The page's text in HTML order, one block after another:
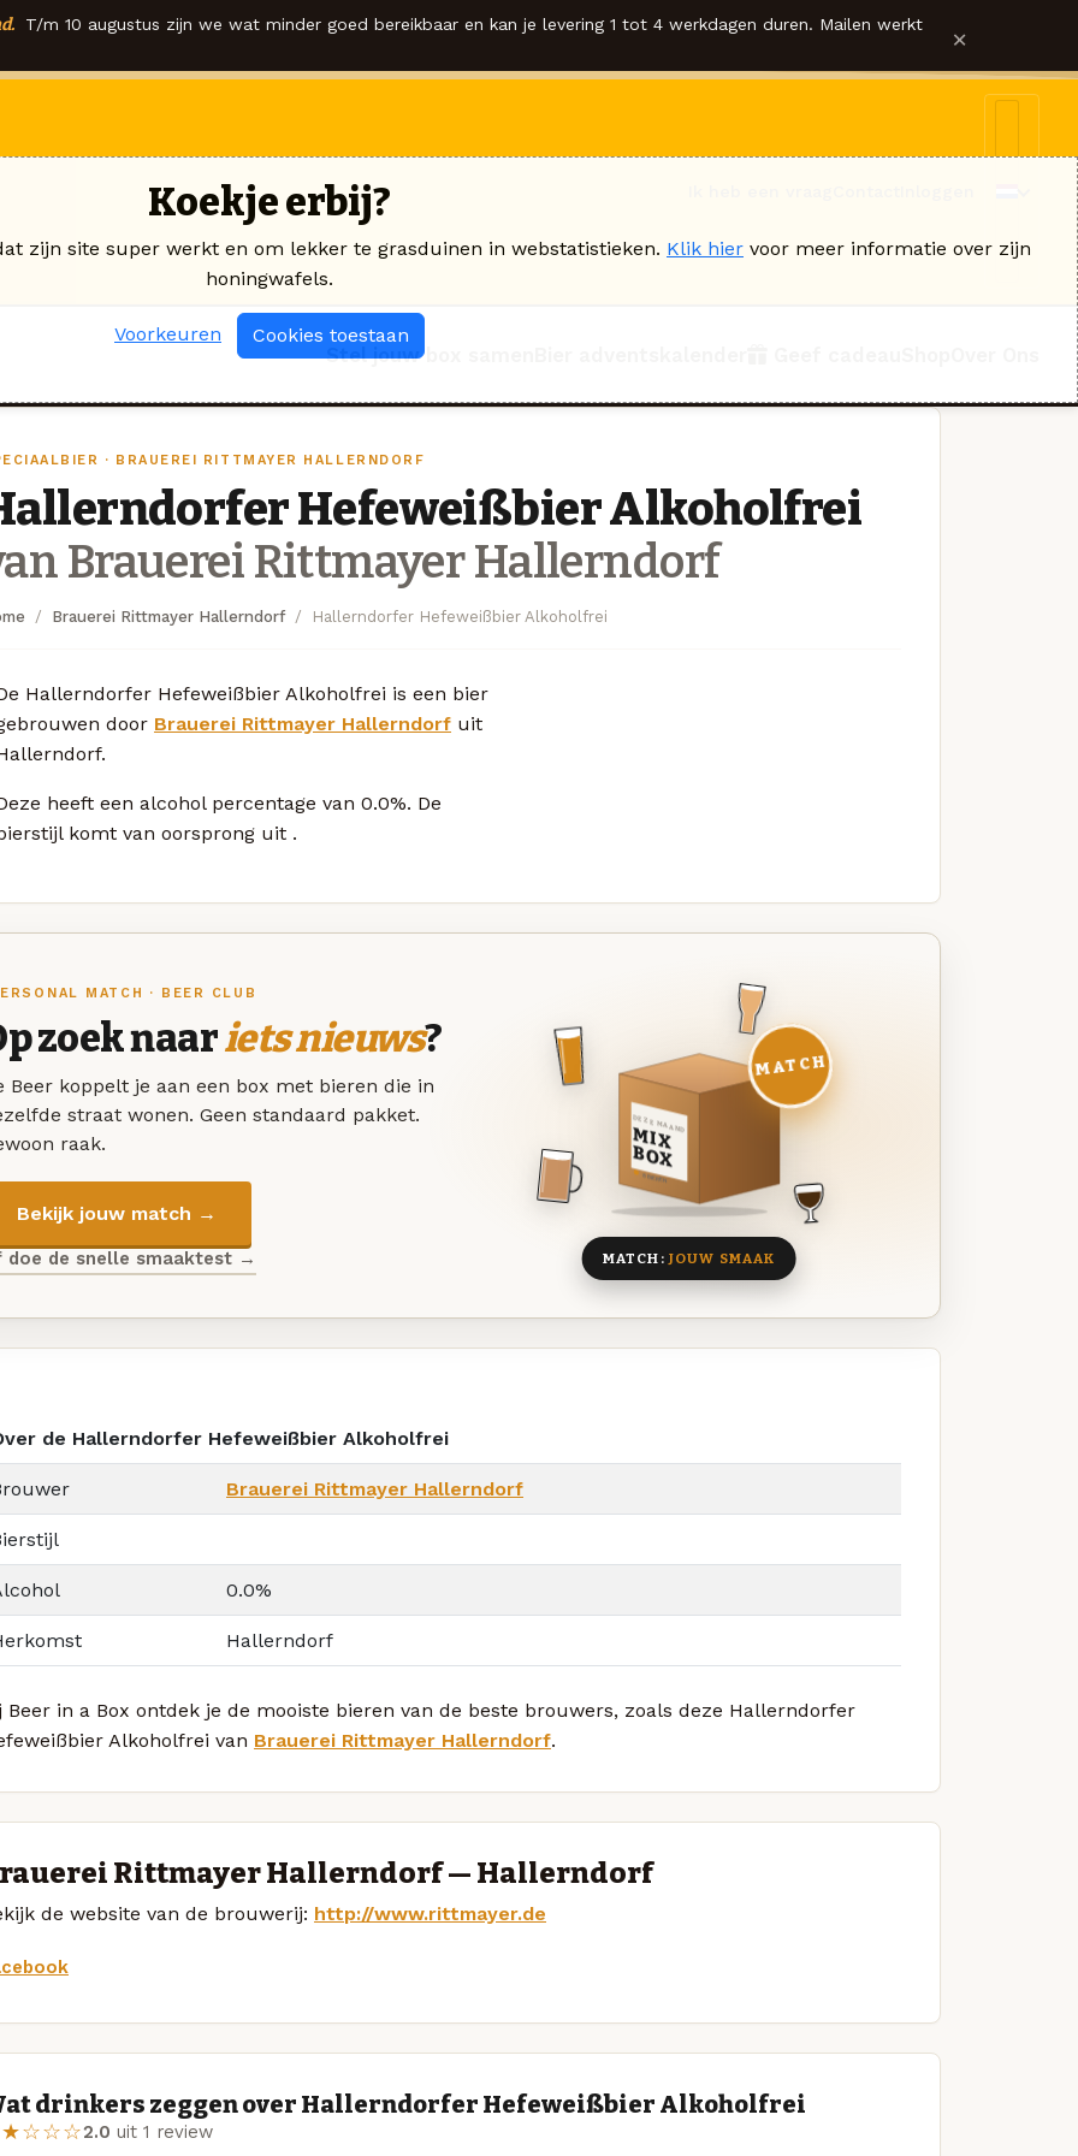
T/m 10 augustus zijn we wat minder goed bereikbaar en kan je levering 1 tot 4 werkdagen duren. Mailen werkt ×
Stel jouw box samen
· BRAUEREI RITTMAYER HALLERNDORF
Hefeweißbier Alkoholfrei
Brauerei Rittmayer Hallerndorf
Brauerei Rittmayer Hallerndorf Hallerndorfer Hefeweißbier Alkoholfrei
Hallerndorfer Hefeweißbier Alkoholfrei is een bier
door Brauerei Rittmayer Hallerndorf uit
heeft een alcohol percentage van 0.0%. De
komt van oorsprong uit .
MATCH · BEER CLUB
zoek naariets nieuws?
Beer koppelt je aan een box met bieren die in
straat wonen. Geen standaard pakket.
raak.
Bekijk jouw match →
doe de snelle smaaktest →
DEZE MAAND
MIX
BOX
8 BIEREN
MATCH
MATCH: JOUW SMAAK
de Hallerndorfer Hefeweißbier Alkoholfrei
Brauerei Rittmayer Hallerndorf
0.0%
Hallerndorf
Beer in a Box ontdek je de mooiste bieren van de beste brouwers, zoals deze Hallerndorfer
Alkoholfrei van Brauerei Rittmayer Hallerndorf.
Rittmayer Hallerndorf — Hallerndorf
de website van de brouwerij: http://www.rittmayer.de
drinkers zeggen over Hallerndorfer Hefeweißbier Alkoholfrei
2.0 uit 1 review
Koekje erbij?
zijn site super werkt en om lekker te grasduinen in webstatistieken. Klik hier voor meer informatie over zijn
honingwafels.
Voorkeuren Cookies toestaan